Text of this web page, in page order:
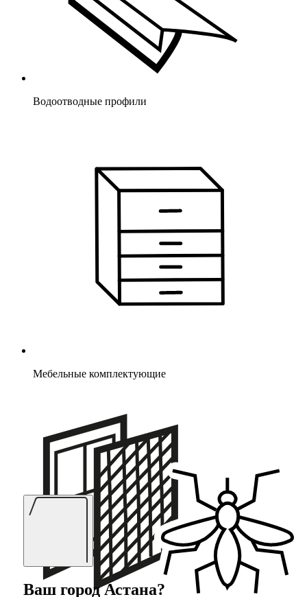
Водоотводные профили
Мебельные комплектующие
Ваш городАстана?